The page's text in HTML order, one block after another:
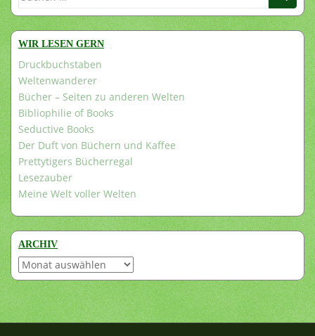
WIR LESEN GERN
Druckbuchstaben
Weltenwanderer
Bücher – Seiten zu anderen Welten
Bibliophilie of Books
Seductive Books
Der Duft von Büchern und Kaffee
Prettytigers Bücherregal
Lesezauber
Meine Welt voller Welten
ARCHIV
Archiv